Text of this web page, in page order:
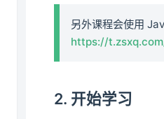
另外课程会使用
https://
2. 开始学习